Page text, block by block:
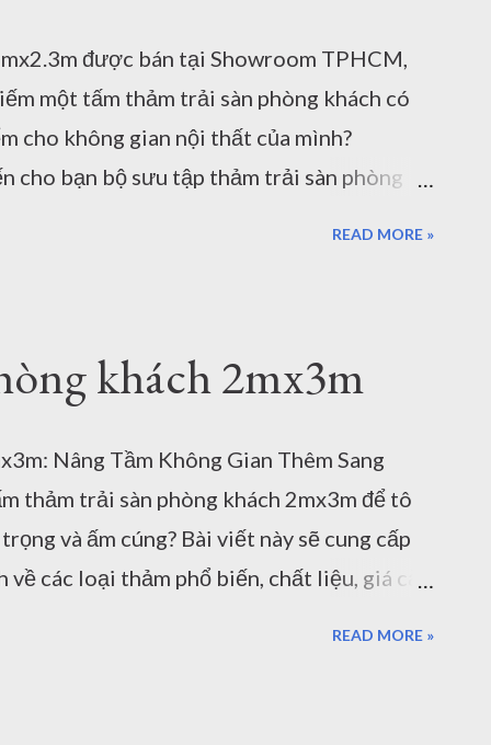
sử dụng chất liệu cao cấp polyester,...
an toàn cho sức khỏe. Công...
được bán tại Showroom TPHCM,
một tấm thảm trải sàn phòng khách có
cho không gian nội thất của mình?
cho bạn bộ sưu tập thảm trải sàn phòng
khách 1.6mx2.3m là một trong những
dụng cho các không gian phòng khách
thể dễ dàng lựa chọn được mẫu thảm
của mình, tạo điểm nhấn ấn tượng và
thước đa dạng: Cung cấp nhiều
kích thước phổ biến 1.6mx2.3m, phù
READ MORE »
khách 2mx3m
Nâng Tầm Không Gian Thêm Sang
thảm trải sàn phòng khách 2mx3m để tô
và ấm cúng? Bài viết này sẽ cung cấp
các loại thảm phổ biến, chất liệu, giá cả
READ MORE »